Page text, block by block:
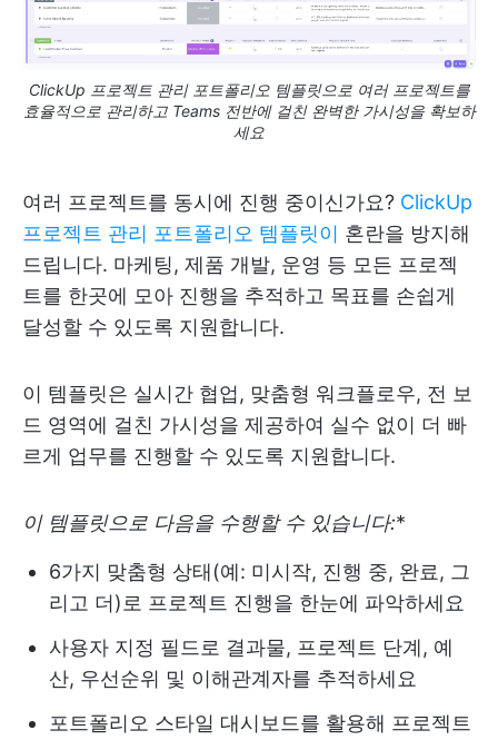
ClickUp 프로젝트 관리 포트폴리오 템플릿으로 여러 프로젝트를
효율적으로 관리하고 Teams 전반에 걸친 완벽한 가시성을 확보하
세요
여러 프로젝트를 동시에 진행 중이신가요? ClickUp
프로젝트 관리 포트폴리오 템플릿이 혼란을 방지해
드립니다. 마케팅, 제품 개발, 운영 등 모든 프로젝
트를 한곳에 모아 진행을 추적하고 목표를 손쉽게
달성할 수 있도록 지원합니다.
이 템플릿은 실시간 협업, 맞춤형 워크플로우, 전 보
드 영역에 걸친 가시성을 제공하여 실수 없이 더 빠
르게 업무를 진행할 수 있도록 지원합니다.
이 템플릿으로 다음을 수행할 수 있습니다:*
6가지 맞춤형 상태(예: 미시작, 진행 중, 완료, 그
리고 더)로 프로젝트 진행을 한눈에 파악하세요
사용자 지정 필드로 결과물, 프로젝트 단계, 예
산, 우선순위 및 이해관계자를 추적하세요
포트폴리오 스타일 대시보드를 활용해 프로젝트